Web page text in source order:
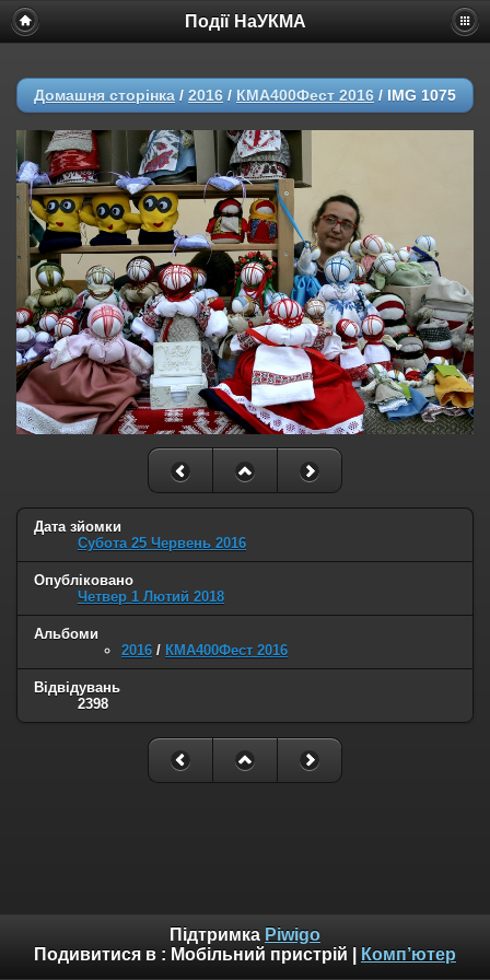
Події НаУКМА
Домашня сторінка / 2016 / КМА400Фест 2016 / IMG 1075
Дата зйомки
Субота 25 Червень 2016
Опубліковано
Четвер 1 Лютий 2018
Альбоми
2016 / КМА400Фест 2016
Відвідувань
2398
Підтримка Piwigo
Подивитися в : Мобільний пристрій Комп’ютер